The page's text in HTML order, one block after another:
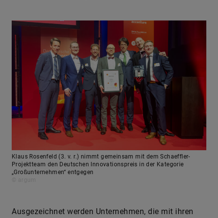
Klaus Rosenfeld (3. v. r.) nimmt gemeinsam mit dem Schaeffler-
Projektteam den Deutschen Innovationspreis in der Kategorie
„Großunternehmen“ entgegen
Ausgezeichnet werden Unternehmen, die mit ihren